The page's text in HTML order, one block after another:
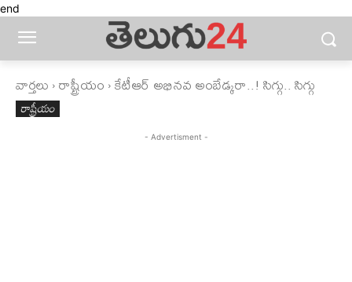
end
వార్తలు రాష్ట్రీయం కేటీఆర్‌ అభినవ అంబేడ్కరా..! సిగ్గు.. సిగ్గు
రాష్ట్రీయం
- Advertisment -